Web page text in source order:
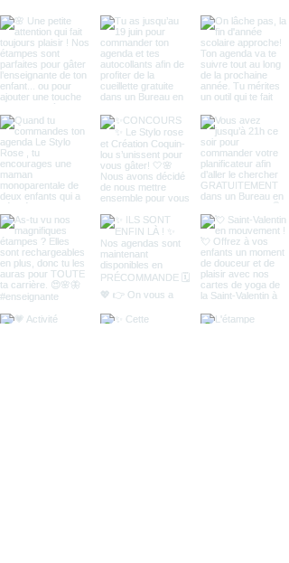
Un courriel vous sera envoyé dès que
votre commande sera prête.
Veuillez noter que les autres produits, tels
que les étampes, les verres et les tapis, ne
sont pas admissibles à la cueillette et
doivent être livrés à domicile.